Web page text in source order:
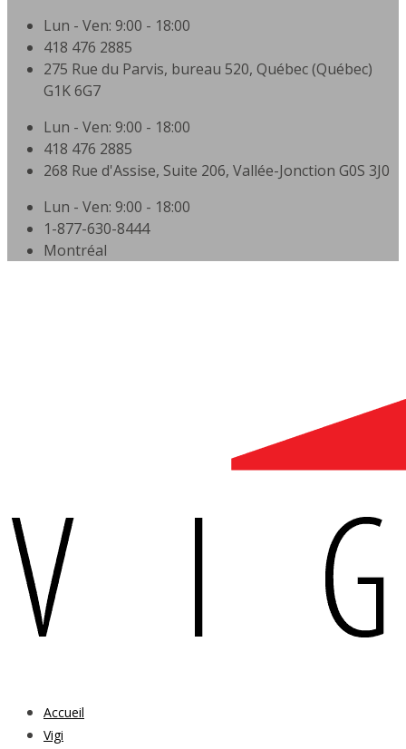
Lun - Ven: 9:00 - 18:00
418 476 2885
275 Rue du Parvis, bureau 520, Québec (Québec)
G1K 6G7
Lun - Ven: 9:00 - 18:00
418 476 2885
268 Rue d'Assise, Suite 206, Vallée-Jonction G0S 3J0
Lun - Ven: 9:00 - 18:00
1-877-630-8444
Montréal
Accueil
Vigi